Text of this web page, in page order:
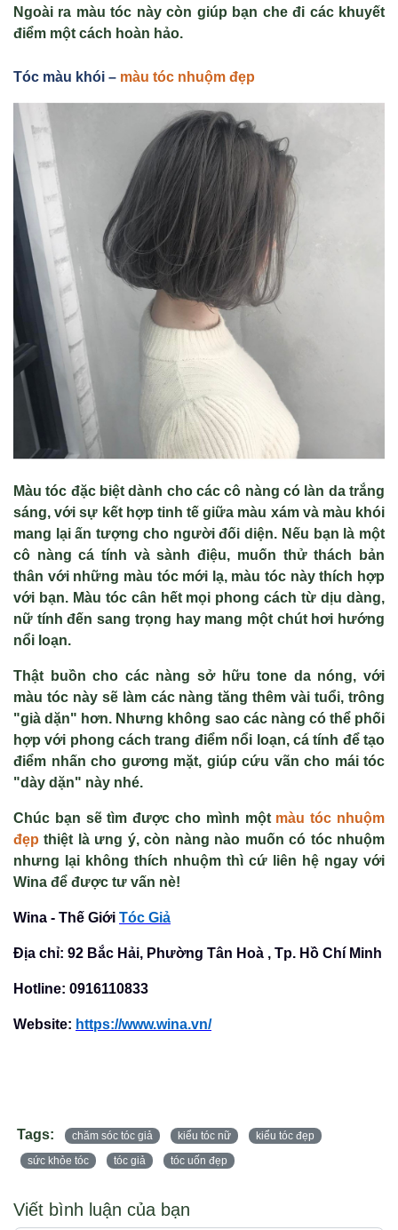
Ngoài ra màu tóc này còn giúp bạn che đi các khuyết
điểm một cách hoàn hảo.
Tóc màu khói – màu tóc nhuộm đẹp
Màu tóc đặc biệt dành cho các cô nàng có làn da trắng
sáng, với sự kết hợp tinh tế giữa màu xám và màu khói
mang l ạiấn tượng cho người đối diện. Nếu bạn là một
cô nàng cá tính và sành điệu, muốn thửthách bản
thân với những màu tóc mới l ạ, màu tóc này thích hợp
với bạn. Màu tóc cân hết mọi phong cách từ d ịu dàng,
nữ tính đến sang trọng hay mang một chút hơi hướng
nổi loạn.
Thật buồn cho các nàng sởhữu tone da nóng, với
màu tóc này sẽlàm các nàng tăng thêm vài tuổi, trông
"già dặn" hơn. Nhưng không sao các nàng có thểphối
hợp với phong cách trang điểm nổi loạn, cá tính đểtạo
điểm nhấn cho gương mặt, giúp cứu vãn cho mái tóc
"dày dặn" này nhé.
Chúc bạn sẽ tìm được cho mình một màu tóc nhuộm
đẹp thiệt là ưng ý, còn nàng nào muốn có tóc nhuộm
nhưng lại không thích nhuộm thì cứ liên hệ ngay với
Wina để được tư vấn nè!
Wina - Thế Giới Tóc Giả
Địa chỉ: 92 Bắc Hải, Phường Tân Hoà , Tp. Hồ Chí Minh
Hotline: 0916110833
Website: https://www.wina.vn/
Tags: chăm sóc tóc giả kiểu tóc nữ
kiểu tóc đẹp
sức khỏe tóc
tóc giả tóc uốn đẹp
Viết bình luận của bạn